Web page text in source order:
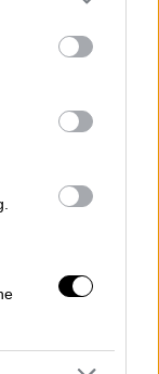
may click to
party tags to
below Google
απομυζώντας
Το κόλπο
του